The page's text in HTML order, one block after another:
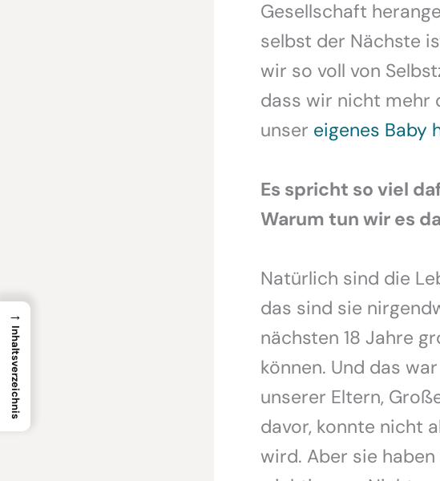
Gesellschaft
selbst der Nächste
wir so voll von
dass wir nicht mehr
unser eigenes Baby
Es spricht so viel
Warum tun wir es
Natürlich sind die
das sind sie
nächsten 18 Jahre
können. Und das
unserer Eltern,
davor, konnte nicht
wird. Aber sie
→
Inhaltsverzeichnis